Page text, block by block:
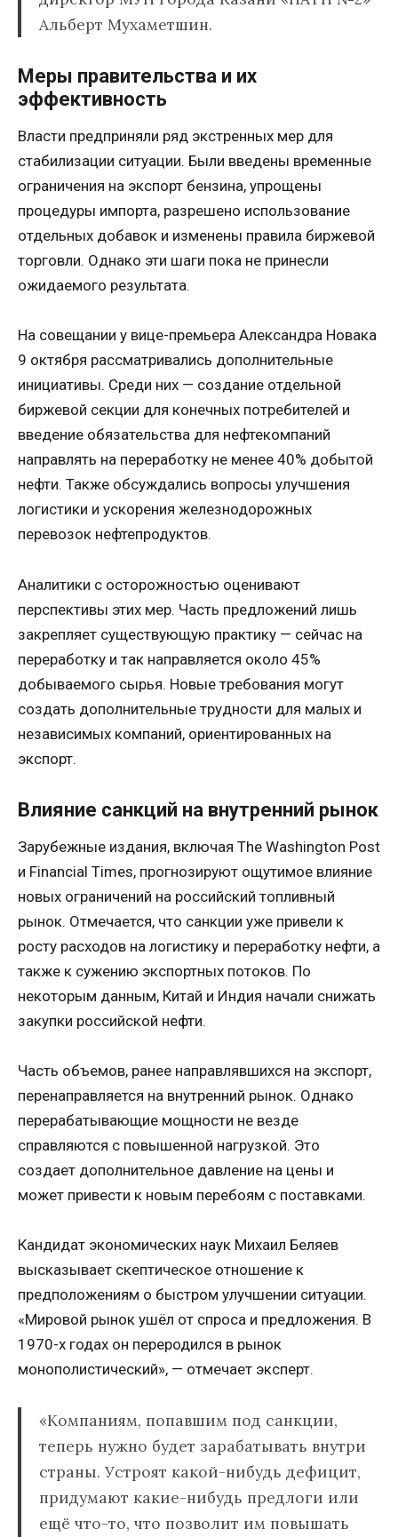
Альберт Мухаметшин.
Меры правительства и их
эффективность
Власти предприняли ряд экстренных мер для
стабилизации ситуации. Были введены временные
ограничения на экспорт бензина, упрощены
процедуры импорта, разрешено использование
отдельных добавок и изменены правила биржевой
торговли. Однако эти шаги пока не принесли
ожидаемого результата.
На совещании у вице-премьера Александра Новака
9 октября рассматривались дополнительные
инициативы. Среди них — создание отдельной
биржевой секции для конечных потребителей и
введение обязательства для нефтекомпаний
направлять на переработку не менее 40% добытой
нефти. Также обсуждались вопросы улучшения
логистики и ускорения железнодорожных
перевозок нефтепродуктов.
Аналитики с осторожностью оценивают
перспективы этих мер. Часть предложений лишь
закрепляет существующую практику — сейчас на
переработку и так направляется около 45%
добываемого сырья. Новые требования могут
создать дополнительные трудности для малых и
независимых компаний, ориентированных на
экспорт.
Влияние санкций на внутренний рынок
Зарубежные издания, включая The Washington Post
и Financial Times, прогнозируют ощутимое влияние
новых ограничений на российский топливный
рынок. Отмечается, что санкции уже привели к
росту расходов на логистику и переработку нефти, а
также к сужению экспортных потоков. По
некоторым данным, Китай и Индия начали снижать
закупки российской нефти.
Часть объемов, ранее направлявшихся на экспорт,
перенаправляется на внутренний рынок. Однако
перерабатывающие мощности не везде
справляются с повышенной нагрузкой. Это
создает дополнительное давление на цены и
может привести к новым перебоям с поставками.
Кандидат экономических наук Михаил Беляев
высказывает скептическое отношение к
предположениям о быстром улучшении ситуации.
«Мировой рынок ушёл от спроса и предложения. В
1970-х годах он переродился в рынок
монополистический», — отмечает эксперт.
«Компаниям, попавшим под санкции,
теперь нужно будет зарабатывать внутри
страны. Устроят какой-нибудь дефицит,
придумают какие-нибудь предлоги или
ещё что-то, что позволит им повышать